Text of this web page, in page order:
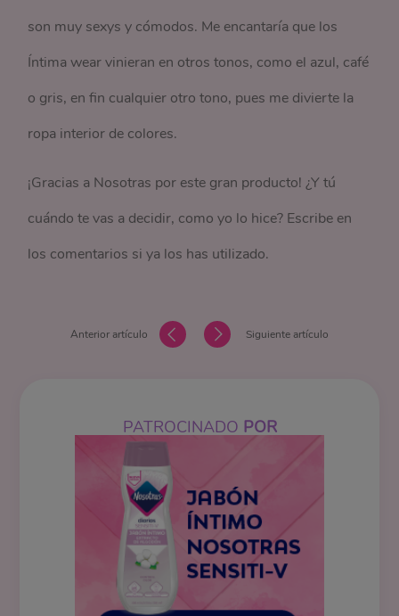
son muy sexys y cómodos. Me encantaría que los
Íntima wear vinieran en otros tonos, como el azul, café
o gris, en fin cualquier otro tono, pues me divierte la
ropa interior de colores.
¡Gracias a Nosotras por este gran producto! ¿Y tú
cuándo te vas a decidir, como yo lo hice? Escribe en
los comentarios si ya los has utilizado.
Anterior artículo Siguiente artículo
PATROCINADO POR